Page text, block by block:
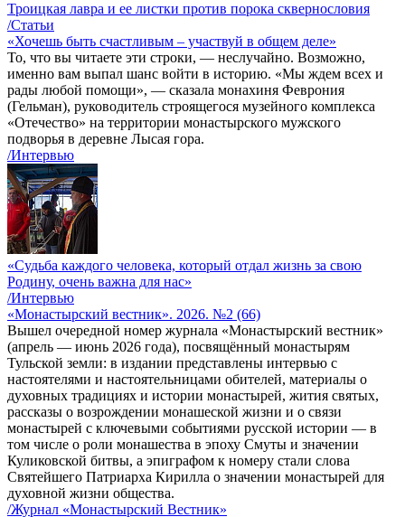
Троицкая лавра и ее листки против порока сквернословия
/Статьи
«Хочешь быть счастливым – участвуй в общем деле»
То, что вы читаете эти строки, — неслучайно. Возможно,
именно вам выпал шанс войти в историю. «Мы ждем всех и
рады любой помощи», — сказала монахиня Феврония
(Гельман), руководитель строящегося музейного комплекса
«Отечество» на территории монастырского мужского
подворья в деревне Лысая гора.
/Интервью
«Судьба каждого человека, который отдал жизнь за свою
Родину, очень важна для нас»
/Интервью
«Монастырский вестник». 2026. №2 (66)
Вышел очередной номер журнала «Монастырский вестник»
(апрель — июнь 2026 года), посвящённый монастырям
Тульской земли: в издании представлены интервью с
настоятелями и настоятельницами обителей, материалы о
духовных традициях и истории монастырей, жития святых,
рассказы о возрождении монашеской жизни и о связи
монастырей с ключевыми событиями русской истории — в
том числе о роли монашества в эпоху Смуты и значении
Куликовской битвы, а эпиграфом к номеру стали слова
Святейшего Патриарха Кирилла о значении монастырей для
духовной жизни общества.
/Журнал «Монастырский Вестник»